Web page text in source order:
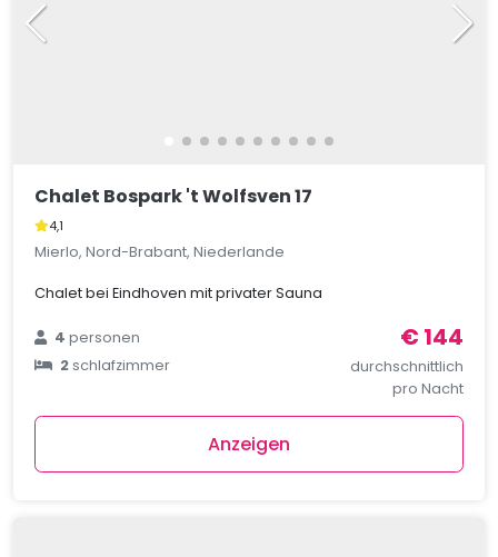
Chalet Bospark 't Wolfsven 17
4,1
Mierlo, Nord-Brabant, Niederlande
Chalet bei Eindhoven mit privater Sauna
4personen
2schlafzimmer
€ 144
durchschnittlich
pro Nacht
Anzeigen